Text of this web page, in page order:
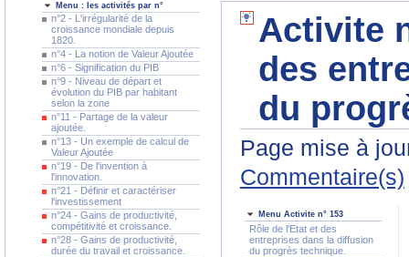
Menu : les activités par n°
n°2 - L'irrégularité de la
croissance mondiale depuis
1820.
n°4 - La notion de Valeur Ajoutée
n°6 - Signification du PIB
n°9 - Niveau de départ et
évolution du PIB par habitant
selon la zone
n°11 - Partage de la valeur
ajoutée.
n°13 - Un exemple de calcul de
Valeur Ajoutée
n°19 - De l'invention à
l'innovation.
n°21 - Définir et caractériser
l'investissement
n°24 - Gains de productivité,
compétitivité et croissance.
n°28 - Gains de productivité,
durée du travail et croissance.
Activite
des
du
Page mise à
Commentaire(s)
Menu Activite n° 153
Rôle de l'Etat et des
entreprises dans la diffusion
du progrès technique.